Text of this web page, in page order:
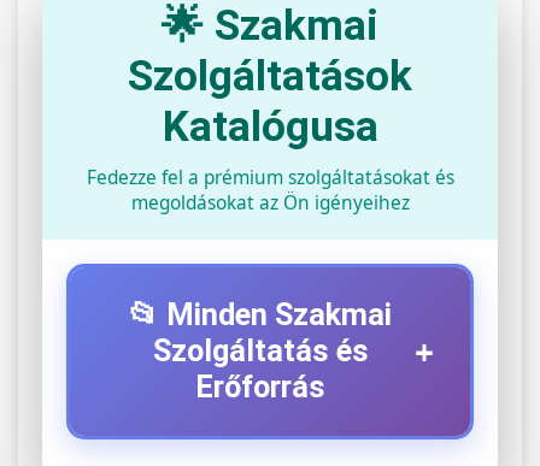
🌟 Szakmai
Szolgáltatások
Katalógusa
Fedezze fel a prémium szolgáltatásokat és
megoldásokat az Ön igényeihez
📂 Minden Szakmai
Szolgáltatás és
Erőforrás
+